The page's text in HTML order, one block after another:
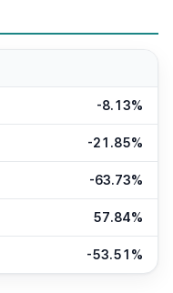
-8.13%
-21.85%
-63.73%
57.84%
-53.51%